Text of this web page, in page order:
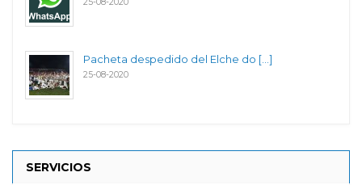
Pacheta despedido del Elche do [...]
25-08-2020
SERVICIOS